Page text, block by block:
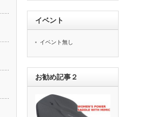
イベント
イベント無し
お勧め記事２